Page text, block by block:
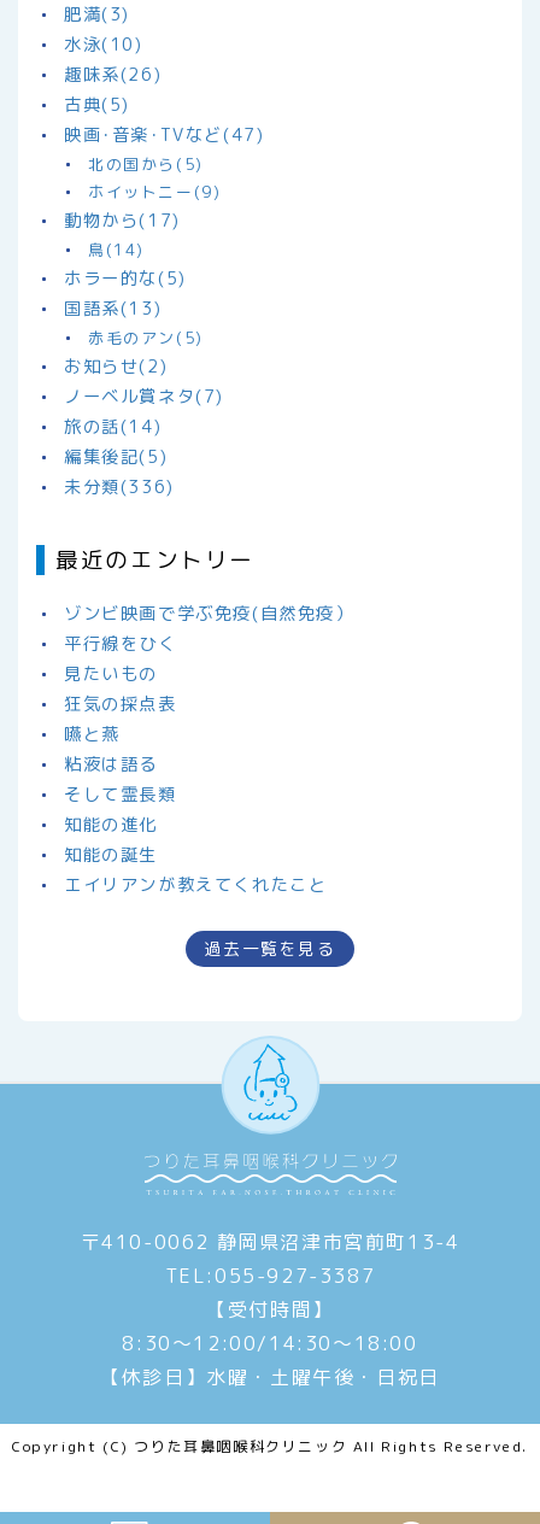
肥満(3)
水泳(10)
趣味系(26)
古典(5)
映画･音楽･TVなど(47)
北の国から(5)
ホイットニー(9)
動物から(17)
鳥(14)
ホラー的な(5)
国語系(13)
赤毛のアン(5)
お知らせ(2)
ノーベル賞ネタ(7)
旅の話(14)
編集後記(5)
未分類(336)
最近のエントリー
ゾンビ映画で学ぶ免疫(自然免疫）
平行線をひく
見たいもの
狂気の採点表
嚥と燕
粘液は語る
そして霊長類
知能の進化
知能の誕生
エイリアンが教えてくれたこと
過去一覧を見る
〒410-0062 静岡県沼津市宮前町13-4
TEL:055-927-3387
【受付時間】
8:30～12:00/14:30～18:00
【休診日】水曜・土曜午後・日祝日
Copyright (C) つりた耳鼻咽喉科クリニック All Rights Reserved.